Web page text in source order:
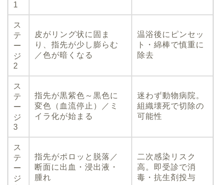
1
ス
テ
ー
ジ
2
皮がリング状に固ま
り、指先が少し膨らむ
／色が暗くなる
温浴後にピンセッ
ト・綿棒で慎重に
除去
ス
テ
ー
ジ
3
指先が黒紫色～黒色に
変色（血流停止）／ミ
イラ化が始まる
迷わず動物病院。
組織壊死で切除の
可能性
ス
テ
ー
ジ
指先がポロッと脱落／
断面に出血・浸出液・
腫れ
二次感染リスク
高。即受診で消
毒・抗生剤投与